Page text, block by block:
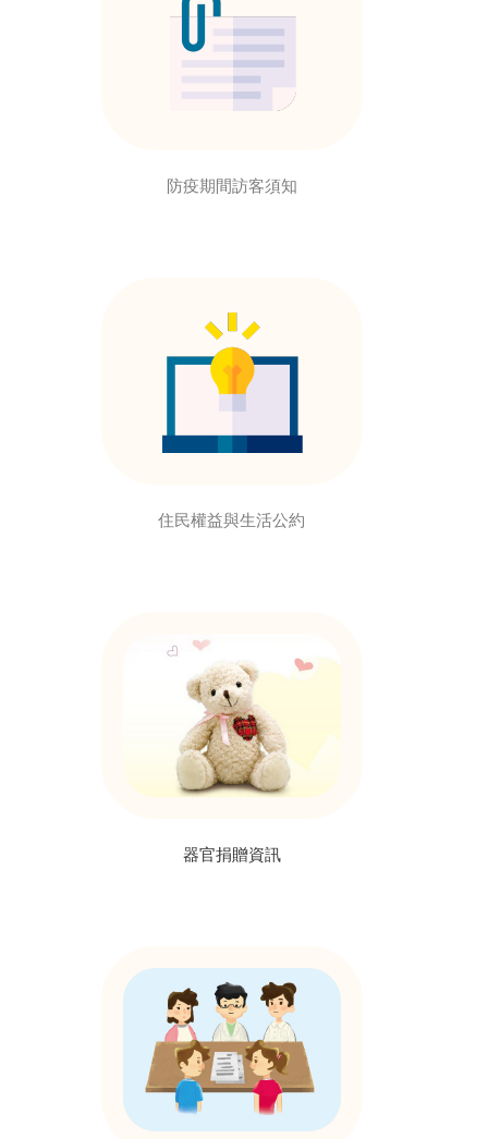
防疫期間訪客須知
住民權益與生活公約
器官捐贈資訊